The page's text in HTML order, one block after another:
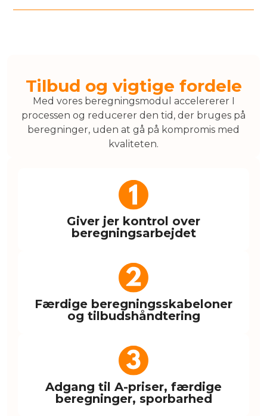
Tilbud og vigtige fordele
Med vores beregningsmodul accelererer I
processen og reducerer den tid, der bruges på
beregninger, uden at gå på kompromis med
kvaliteten.
Giver jer kontrol over
beregningsarbejdet
Færdige beregningsskabeloner
og tilbudshåndtering
Adgang til A-priser, færdige
beregninger, sporbarhed